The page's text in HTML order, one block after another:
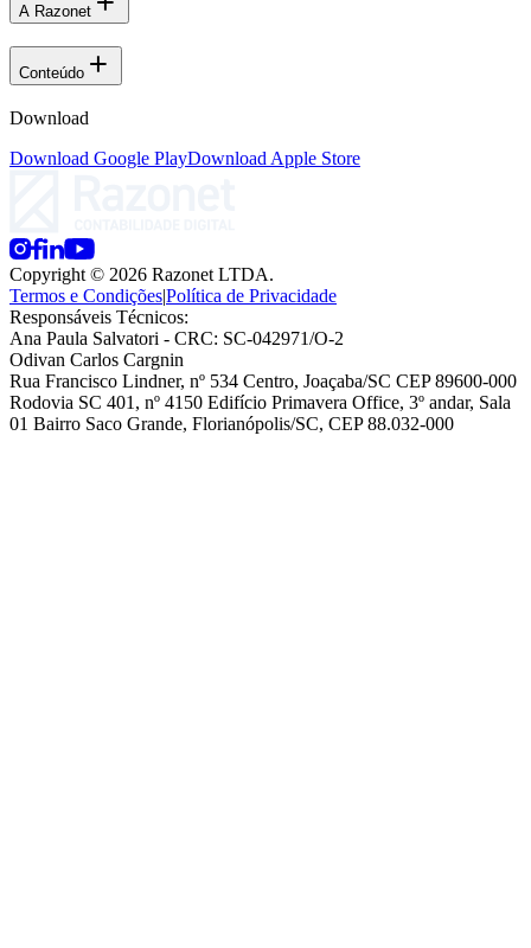
A Razonet
Conteúdo
Download
Download Google PlayDownload Apple Store
Copyright © 2026 Razonet LTDA.
Termos e Condições|Política de Privacidade
Responsáveis Técnicos:
Ana Paula Salvatori - CRC: SC-042971/O-2
Odivan Carlos Cargnin
Rua Francisco Lindner, nº 534 Centro, Joaçaba/SC CEP 89600-000
Rodovia SC 401, nº 4150 Edifício Primavera Office, 3º andar, Sala
01 Bairro Saco Grande, Florianópolis/SC, CEP 88.032-000